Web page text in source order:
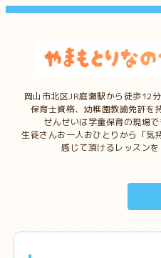
岡山市北区JR庭瀬駅から徒歩12
保育士資格、幼稚園教諭免許を
せんせいは学童保育の現場
生徒さんお一人おひとりから「気
感じて頂けるレッスン